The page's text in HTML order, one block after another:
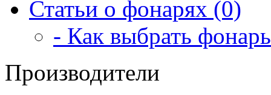
Статьи о фонарях (0)
- Как выбрать
Производители